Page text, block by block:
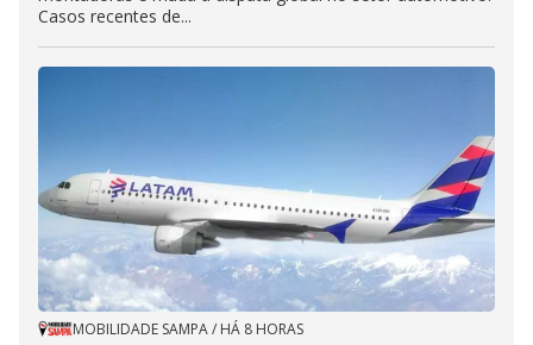
Casos recentes de...
MOBILIDADE SAMPA/ HÁ 8 HORAS